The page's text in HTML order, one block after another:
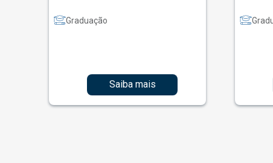
Graduação
Saiba mais